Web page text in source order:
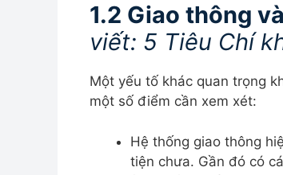
1.2 Giao thông
viết: 5 Tiêu Chí
Một yếu tố khác quan trọng
một số điểm cần xem xét:
Hệ thống giao thông
tiện chưa. Gần đó có